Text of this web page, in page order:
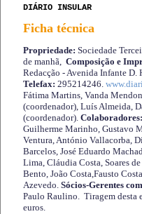
DIÁRIO INSULAR
Ficha técnica
Propriedade: Sociedade
de manhã, Composição e
Redacção - Avenida Infante
Telefax: 295214246.
Fátima Martins, Vanda
(coordenador), Luís Almeida,
(coordenador). Colaboradores:
Guilherme Marinho, Gustavo
Ventura, António Vallacorba,
Barcelos, José Eduardo
Lima, Cláudia Costa, Soares
Bento, João Costa,Fausto
Azevedo. Sócios-Gerentes
Paulo Raulino. Tiragem desta
euros.